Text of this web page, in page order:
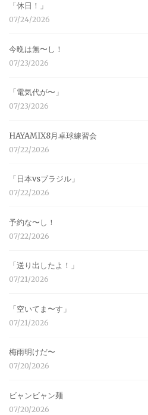
「休日！」
07/24/2026
今晩は無〜し！
07/23/2026
「電気代が〜」
07/23/2026
HAYAMIX8月卓球練習会
07/22/2026
「日本vsブラジル」
07/22/2026
予約な〜し！
07/22/2026
「送り出したよ！」
07/21/2026
「空いてま〜す」
07/21/2026
梅雨明けだ〜
07/20/2026
ビャンビャン麺
07/20/2026